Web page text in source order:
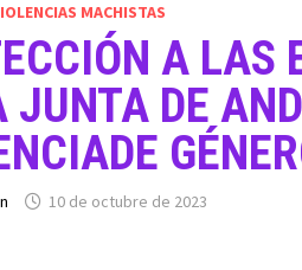
MACHISTAS
A LAS
JUNTA DE
10 de octubre de 2023